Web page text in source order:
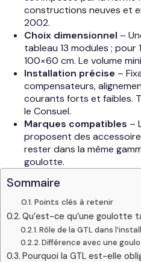
constructions neuves et
2002.
Choix dimensionnel –
tableau 13 modules ;
100×60 cm. Le volume
Installation précise –
compensateurs,
courants forts et faibles.
le Consuel.
Marques compatibles –
proposent des
rester dans la même
goulotte.
Sommaire
Points clés à retenir
Qu’est-ce qu’une goulotte
Rôle de la GTL dans
Différence avec une
Pourquoi la GTL est-elle